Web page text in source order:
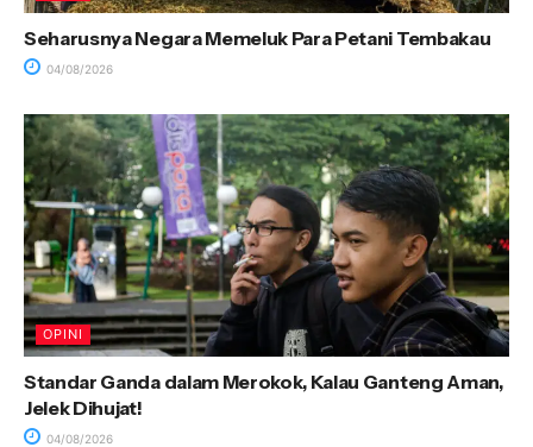
Seharusnya Negara Memeluk Para Petani Tembakau
04/08/2026
OPINI
Standar Ganda dalam Merokok, Kalau Ganteng Aman,
Jelek Dihujat!
04/08/2026